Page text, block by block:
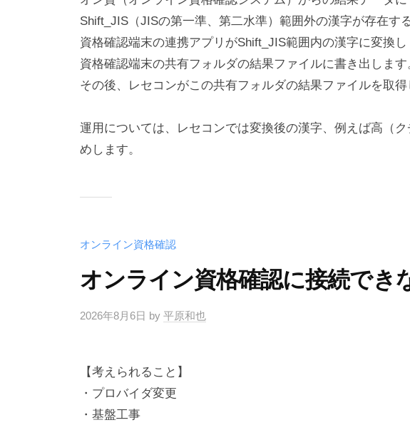
Shift_JIS（JISの第一準、第二水準）範囲外の漢字が存在す
資格確認端末の連携アプリがShift_JIS範囲内の漢字に変換し
資格確認端末の共有フォルダの結果ファイルに書き出します
その後、レセコンがこの共有フォルダの結果ファイルを取得
運用については、レセコンでは変換後の漢字、例えば高（
めします。
オンライン資格確認
オンライン資格確認に接続でき
2026年8月6日 by 平原和也
【考えられること】
・プロバイダ変更
・基盤工事